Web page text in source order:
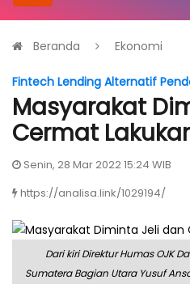
Beranda Ekonomi
Fintech Lending Alternatif
Masyarakat
Cermat
Senin, 28 Mar 2022 15:24 WIB
https://analisa.link/1029194/
Dari kiri Direktur Humas OJK
Sumatera Bagian Utara Yusuf